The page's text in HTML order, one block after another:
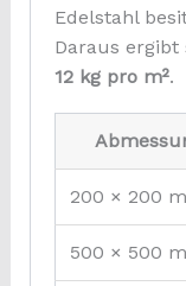
Edelstahl
Daraus ergibt
12 kg pro m².
200 × 200
500 × 500